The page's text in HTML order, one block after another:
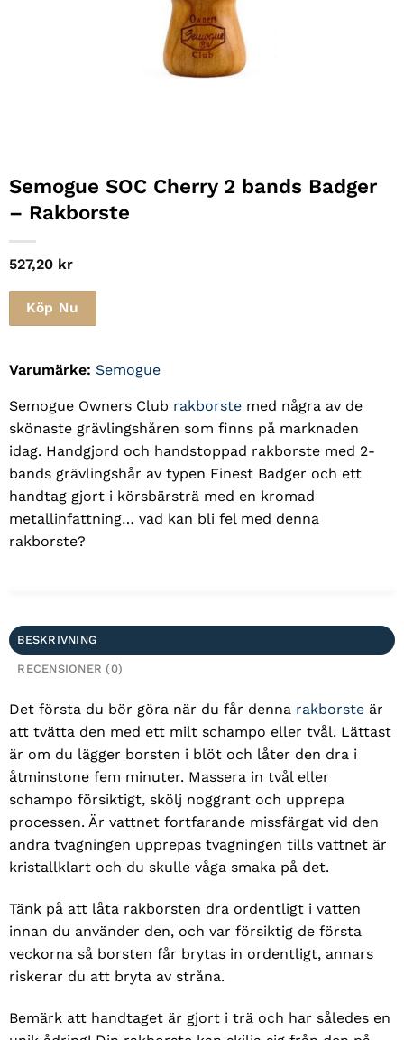
Semogue SOC Cherry 2 bands Badger
– Rakborste
527,20 kr
Köp Nu
Varumärke: Semogue
Semogue Owners Club rakborstemed några av de
skönaste grävlingshåren som finns på marknaden
idag. Handgjord och handstoppad rakborste med 2-
bands grävlingshår av typen Finest Badger och ett
handtag gjort i körsbärsträ med en kromad
metallinfattning… vad kan bli fel med denna
rakborste?
BESKRIVNING
RECENSIONER (0)
Det första du bör göra när du får denna rakborsteär
att tvätta den med ett milt schampo eller tvål. Lättast
är om du lägger borsten i blöt och låter den dra i
åtminstone fem minuter. Massera in tvål eller
schampo försiktigt, skölj noggrant och upprepa
processen. Är vattnet fortfarande missfärgat vid den
andra tvagningen upprepas tvagningen tills vattnet är
kristallklart och du skulle våga smaka på det.
Tänk på att låta rakborsten dra ordentligt i vatten
innan du använder den, och var försiktig de första
veckorna så borsten får brytas in ordentligt, annars
riskerar du att bryta av stråna.
Bemärk att handtaget är gjort i trä och har således en